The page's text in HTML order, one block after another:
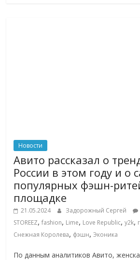
Новости
Авито рассказал о
России в этом году и о
популярных фэшн-
площадке
21.05.2024 Задорожный Сергей
STOREEZ,fashion, Lime, Love Republic,y2k,
Снежная Королева, фэшн,Эконика
По данным аналитиков Авито,